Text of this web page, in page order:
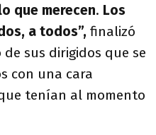
que merecen. Los
a todos”, finalizó
sus dirigidos que se
con una cara
tenían al momento